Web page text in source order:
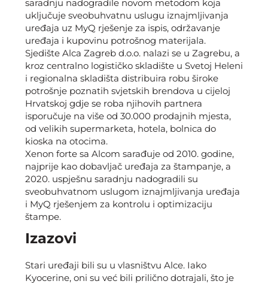
saradnju nadogradile novom metodom koja
uključuje sveobuhvatnu uslugu iznajmljivanja
uređaja uz MyQ rješenje za ispis, održavanje
uređaja i kupovinu potrošnog materijala.
Sjedište Alca Zagreb d.o.o. nalazi se u Zagrebu, a
kroz centralno logističko skladište u Svetoj Heleni
i regionalna skladišta distribuira robu široke
potrošnje poznatih svjetskih brendova u cijeloj
Hrvatskoj gdje se roba njihovih partnera
isporučuje na više od 30.000 prodajnih mjesta,
od velikih supermarketa, hotela, bolnica do
kioska na otocima.
Xenon forte sa Alcom sarađuje od 2010. godine,
najprije kao dobavljač uređaja za štampanje, a
2020. uspješnu saradnju nadogradili su
sveobuhvatnom uslugom iznajmljivanja uređaja
i MyQ rješenjem za kontrolu i optimizaciju
štampe.
Izazovi
Stari uređaji bili su u vlasništvu Alce. Iako
Kyocerine, oni su već bili prilično dotrajali, što je